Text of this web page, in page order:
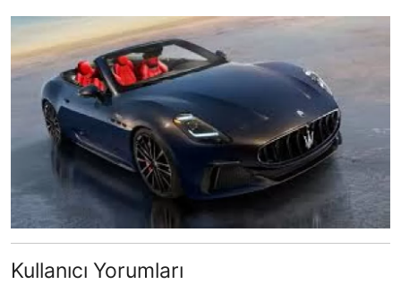
Kullanıcı Yorumları